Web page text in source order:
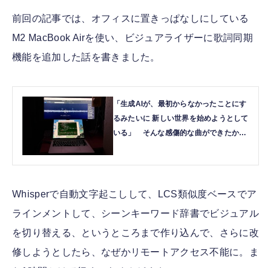
前回の記事では、オフィスに置きっぱなしにしている
M2 MacBook Airを使い、ビジュアライザーに歌詞同期
機能を追加した話を書きました。
「生成AIが、最初からなかったことにす
るみたいに 新しい世界を始めようとして
いる」 そんな感傷的な曲ができたか
Whisperで自動文字起こしして、LCS類似度ベースでア
ラインメントして、シーンキーワード辞書でビジュアル
を切り替える、というところまで作り込んで、さらに改
修しようとしたら、なぜかリモートアクセス不能に。ま